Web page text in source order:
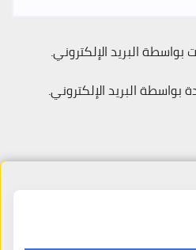
بواسطة البريد الإلكتروني.
بواسطة البريد الإلكتروني.